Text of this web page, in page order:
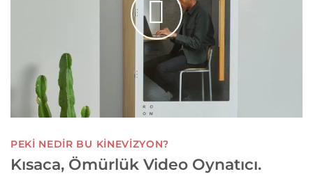
PEKİ NEDİR BU KİNEVİZYON?
Kısaca, Ömürlük Video Oynatıcı.